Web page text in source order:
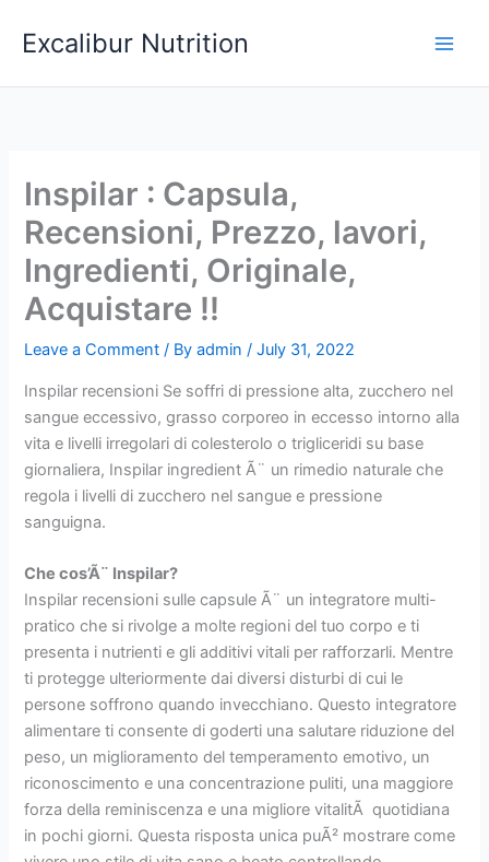
Excalibur Nutrition
Inspilar : Capsula,
Recensioni, Prezzo, lavori,
Ingredienti, Originale,
Acquistare !!
Leave a Comment / Byadmin/July 31, 2022
Inspilar recensioni Se soffri di pressione alta, zucchero nel
sangue eccessivo, grasso corporeo in eccesso intorno alla
vita e livelli irregolari di colesterolo o trigliceridi su base
giornaliera, Inspilar ingredient Ã¨ un rimedio naturale che
regola i livelli di zucchero nel sangue e pressione
sanguigna.
Che cos’Ã¨ Inspilar?
Inspilar recensioni sulle capsule Ã¨ un integratore multi-
pratico che si rivolge a molte regioni del tuo corpo e ti
presenta i nutrienti e gli additivi vitali per rafforzarli. Mentre
ti protegge ulteriormente dai diversi disturbi di cui le
persone soffrono quando invecchiano. Questo integratore
alimentare ti consente di goderti una salutare riduzione del
peso, un miglioramento del temperamento emotivo, un
riconoscimento e una concentrazione puliti, una maggiore
forza della reminiscenza e una migliore vitalitÃ quotidiana
in pochi giorni. Questa risposta unica puÃ² mostrare come